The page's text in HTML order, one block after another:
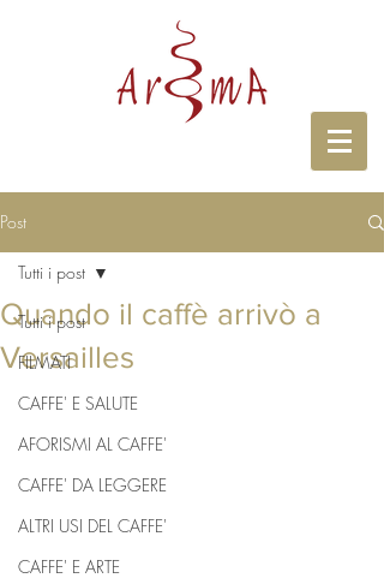
Post
Tutti i post
FILMATI
CAFFE' E SALUTE
AFORISMI AL CAFFE'
CAFFE' DA LEGGERE
ALTRI USI DEL CAFFE'
CAFFE' E ARTE
Tutti i post
Quando il caffè arrivò a
Versailles